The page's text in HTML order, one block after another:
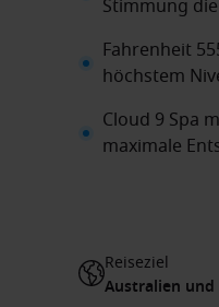
Stimmung
Fahrenheit
höchstem
Cloud 9 Spa
maximale
Reiseziel
Australien und